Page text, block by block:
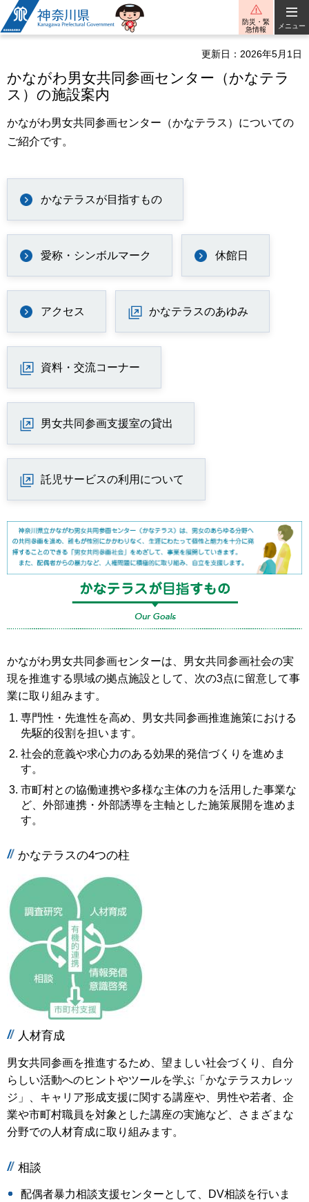
神奈川県
防災・緊
急情報
メニュー
更新日：2026年5月1日
かながわ男女共同参画センター（かなテラ
ス）の施設案内
かながわ男女共同参画センター（かなテラス）についての
ご紹介です。
かなテラスが目指すもの
愛称・シンボルマーク 休館日
アクセス かなテラスのあゆみ
資料・交流コーナー
男女共同参画支援室の貸出
託児サービスの利用について
かながわ男女共同参画センターは、男女共同参画社会の実
現を推進する県域の拠点施設として、次の3点に留意して事
業に取り組みます。
専門性・先進性を高め、男女共同参画推進施策における
先駆的役割を担います。
社会的意義や求心力のある効果的発信づくりを進めま
す。
市町村との協働連携や多様な主体の力を活用した事業な
ど、外部連携・外部誘導を主軸とした施策展開を進めま
す。
かなテラスの4つの柱
人材育成
男女共同参画を推進するため、望ましい社会づくり、自分
らしい活動へのヒントやツールを学ぶ「かなテラスカレッ
ジ」、キャリア形成支援に関する講座や、男性や若者、企
業や市町村職員を対象とした講座の実施など、さまざまな
分野での人材育成に取り組みます。
相談
配偶者暴力相談支援センターとして、DV相談を行いま